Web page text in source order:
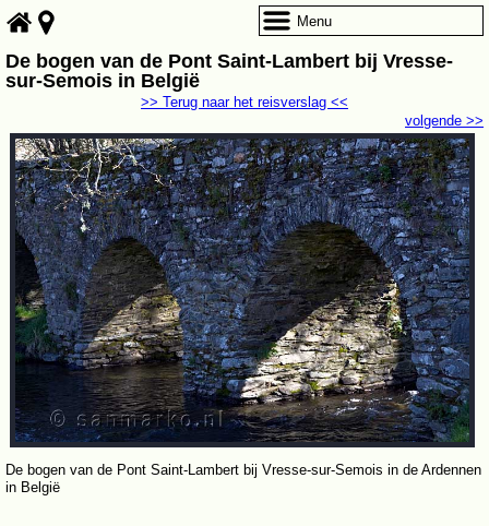
De bogen van de Pont Saint-Lambert bij Vresse-
sur-Semois in België
volgende >>
>> Terug naar het reisverslag <<
De bogen van de Pont Saint-Lambert bij Vresse-sur-Semois in de Ardennen
in België
Menu